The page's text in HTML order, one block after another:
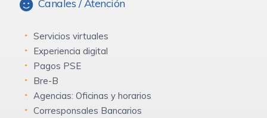
Canales / Atención
Servicios virtuales
Experiencia digital
Pagos PSE
Bre-B
Agencias: Oficinas y horarios
Corresponsales Bancarios